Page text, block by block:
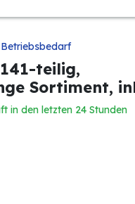
Betriebsbedarf
teilig,
Sortiment,
in den letzten 24 Stunden